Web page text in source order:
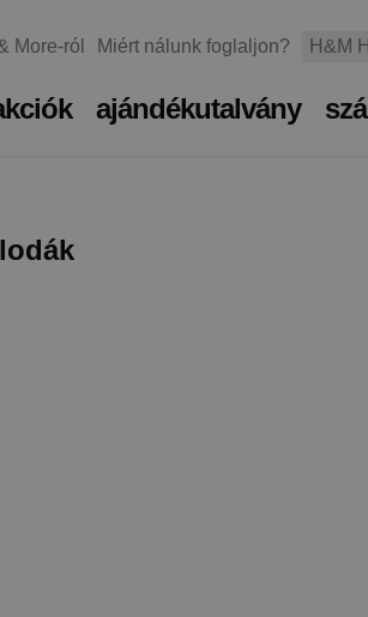
More-ról Miért nálunk foglaljon? H&M
ajándékutalvány